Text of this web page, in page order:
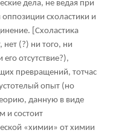
дела, не ведая при
схоластики и
[Схоластика
нет (?) ни того, ни
отсутствие?),
превращений, тотчас
опыт (но
данную в виде
и состоит
«химии» от химии